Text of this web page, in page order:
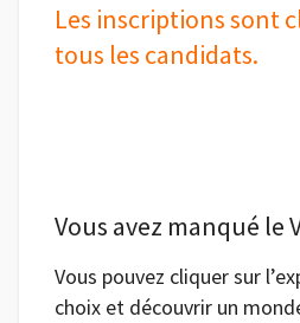
Les inscriptions sont
tous les candidats.
Vous avez manqué le
Vous pouvez cliquer sur
choix et découvrir un